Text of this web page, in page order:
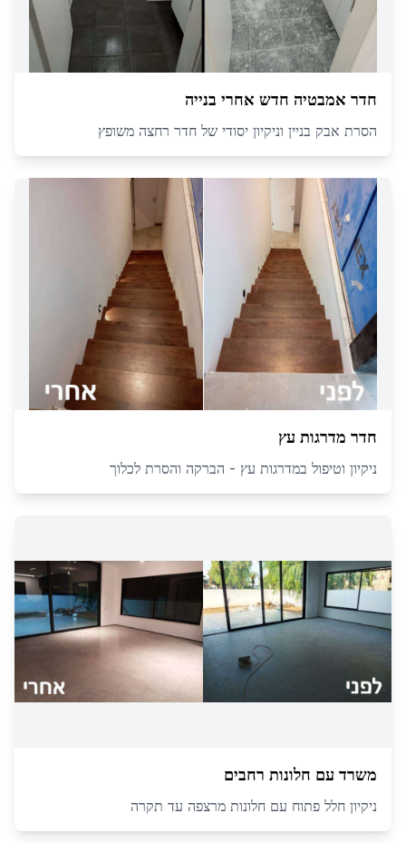
חדר אמבטיה חדש אחרי בנייה
הסרת אבק בניין וניקיון יסודי של חדר רחצה משופץ
חדר מדרגות עץ
ניקיון וטיפול במדרגות עץ - הברקה והסרת לכלוך
משרד עם חלונות רחבים
ניקיון חלל פתוח עם חלונות מרצפה עד תקרה